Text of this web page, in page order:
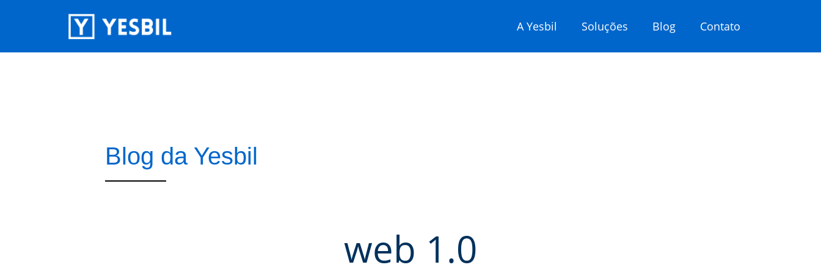
A Yesbil Soluções Blog Contato
Blog da Yesbil
web 1.0